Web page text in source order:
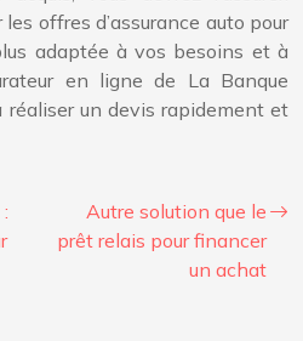
offres d’assurance auto pour
adaptée à vos besoins et à
en ligne de La Banque
réaliser un devis rapidement et
Autre solution que le
prêt relais pour financer
un achat